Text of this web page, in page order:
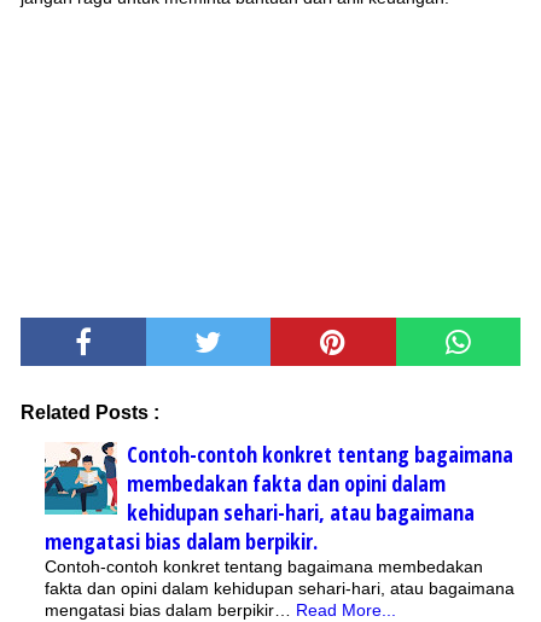
Related Posts :
Contoh-contoh konkret tentang bagaimana
membedakan fakta dan opini dalam
kehidupan sehari-hari, atau bagaimana
mengatasi bias dalam berpikir.
Contoh-contoh konkret tentang bagaimana membedakan
fakta dan opini dalam kehidupan sehari-hari, atau bagaimana
mengatasi bias dalam berpikir… Read More...